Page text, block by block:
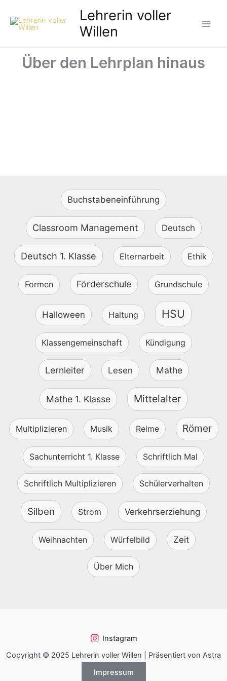
Inhalt
springen
Lehrerin voller
Willen
Über den Lehrplan hinaus
Buchstabeneinführung
Classroom Management Deutsch
Deutsch 1. Klasse Elternarbeit Ethik
Formen Förderschule Grundschule
Halloween Haltung HSU
Klassengemeinschaft Kündigung
Lernleiter Lesen Mathe
Mathe 1. Klasse Mittelalter
Multiplizieren Musik Reime Römer
Sachunterricht 1. Klasse Schriftlich Mal
Schriftlich Multiplizieren Schülerverhalten
Silben Strom Verkehrserziehung
Weihnachten Würfelbild Zeit
Über Mich
Instagram
Copyright © 2025 Lehrerin voller Willen | Präsentiert von Astra
Impressum